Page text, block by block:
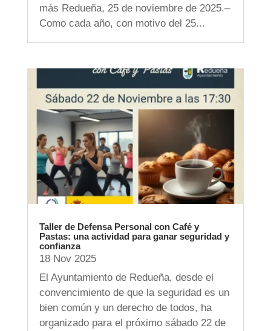
más Redueña, 25 de noviembre de 2025.–
Como cada año, con motivo del 25...
Taller de Defensa Personal con Café y
Pastas: una actividad para ganar seguridad y
confianza
18 Nov 2025
El Ayuntamiento de Redueña, desde el
convencimiento de que la seguridad es un
bien común y un derecho de todos, ha
organizado para el próximo sábado 22 de